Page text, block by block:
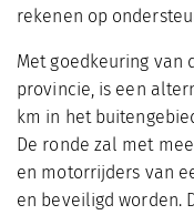
rekenen op
Met goedkeuring van
provincie, is een
km in het
De ronde zal met
en motorrijders van
en beveiligd worden.